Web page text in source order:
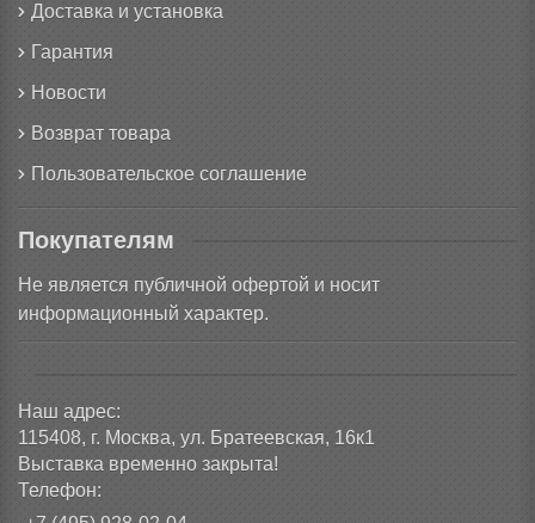
Доставка и установка
Гарантия
Новости
Возврат товара
Пользовательское соглашение
Покупателям
Не является публичной офертой и носит
информационный характер.
Наш адрес:
115408, г. Москва, ул. Братеевская, 16к1
Выставка временно закрыта!
Телефон: